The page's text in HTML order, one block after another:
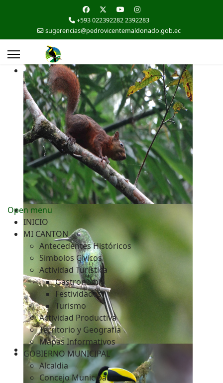
+593 022392282 2392283
sugerencias@pedrovicentemaldonado.gob.ec
Open menu
INICIO
MI CANTON
Antecedentes Históricos
Simbolos Cívicos
Actividad Turística
Gastronomía
Festividades
Turismo
Actividad Productiva
Territorio y Geografía
Mapas Informativos
GOBIERNO MUNICIPAL
Alcaldia
Concejo Municipal